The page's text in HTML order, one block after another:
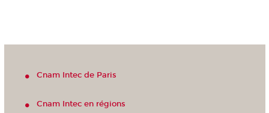
Cnam Intec de Paris
Cnam Intec en régions